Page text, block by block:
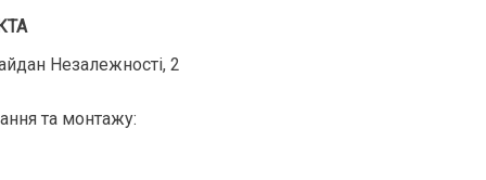
Незалежності, 2
та монтажу: